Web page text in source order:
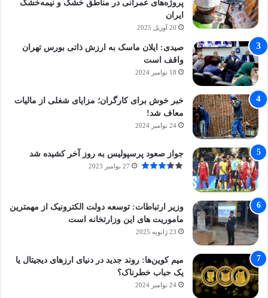
پروژه‌های عمرانی در مناطق خشک و نیمه‌خشک
ایران
20 آوریل 2025
صیدی: ایلان ماسک به ارزش ذاتی بورس تهران
واقف است
18 نوامبر 2024
خبر خوش برای کارگران؛ مزایای شغلی از مالیات
معاف شد!
24 نوامبر 2024
جواز صعود پرسپولیس به روز آخر کشیده شد
27 نوامبر 2023
وزیر ارتباطات: توسعه دولت الکترونیک از مهمترین
ماموریت های این وزارتخانه است
23 ژانویه 2025
میم کوین‌ها: روند جدید در دنیای ارزهای دیجیتال یا
یک حباب خطرناک؟
24 نوامبر 2024